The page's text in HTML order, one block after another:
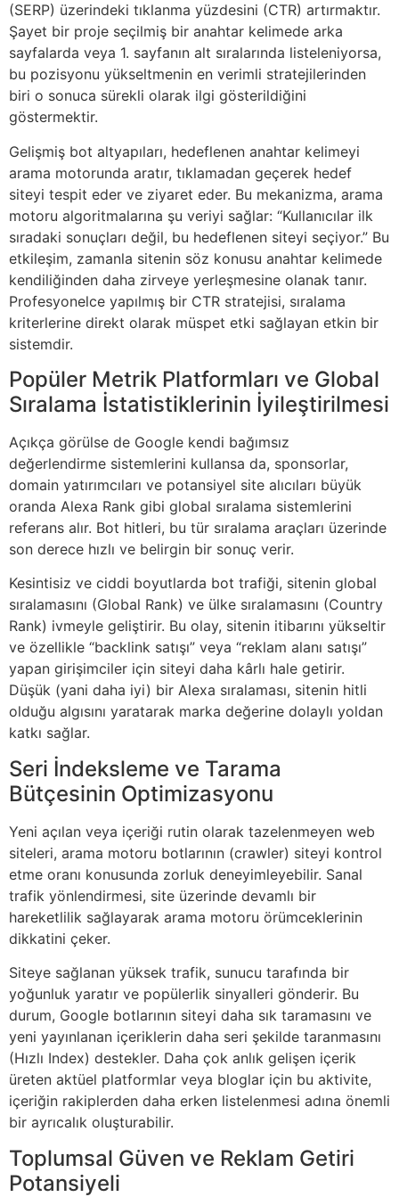
(SERP) üzerindeki tıklanma yüzdesini (CTR) artırmaktır.
Şayet bir proje seçilmiş bir anahtar kelimede arka
sayfalarda veya 1. sayfanın alt sıralarında listeleniyorsa,
bu pozisyonu yükseltmenin en verimli stratejilerinden
biri o sonuca sürekli olarak ilgi gösterildiğini
göstermektir.
Gelişmiş bot altyapıları, hedeflenen anahtar kelimeyi
arama motorunda aratır, tıklamadan geçerek hedef
siteyi tespit eder ve ziyaret eder. Bu mekanizma, arama
motoru algoritmalarına şu veriyi sağlar: “Kullanıcılar ilk
sıradaki sonuçları değil, bu hedeflenen siteyi seçiyor.” Bu
etkileşim, zamanla sitenin söz konusu anahtar kelimede
kendiliğinden daha zirveye yerleşmesine olanak tanır.
Profesyonelce yapılmış bir CTR stratejisi, sıralama
kriterlerine direkt olarak müspet etki sağlayan etkin bir
sistemdir.
Popüler Metrik Platformları ve Global
Sıralama İstatistiklerinin İyileştirilmesi
Açıkça görülse de Google kendi bağımsız
değerlendirme sistemlerini kullansa da, sponsorlar,
domain yatırımcıları ve potansiyel site alıcıları büyük
oranda Alexa Rank gibi global sıralama sistemlerini
referans alır. Bot hitleri, bu tür sıralama araçları üzerinde
son derece hızlı ve belirgin bir sonuç verir.
Kesintisiz ve ciddi boyutlarda bot trafiği, sitenin global
sıralamasını (Global Rank) ve ülke sıralamasını (Country
Rank) ivmeyle geliştirir. Bu olay, sitenin itibarını yükseltir
ve özellikle “backlink satışı” veya “reklam alanı satışı”
yapan girişimciler için siteyi daha kârlı hale getirir.
Düşük (yani daha iyi) bir Alexa sıralaması, sitenin hitli
olduğu algısını yaratarak marka değerine dolaylı yoldan
katkı sağlar.
Seri İndeksleme ve Tarama
Bütçesinin Optimizasyonu
Yeni açılan veya içeriği rutin olarak tazelenmeyen web
siteleri, arama motoru botlarının (crawler) siteyi kontrol
etme oranı konusunda zorluk deneyimleyebilir. Sanal
trafik yönlendirmesi, site üzerinde devamlı bir
hareketlilik sağlayarak arama motoru örümceklerinin
dikkatini çeker.
Siteye sağlanan yüksek trafik, sunucu tarafında bir
yoğunluk yaratır ve popülerlik sinyalleri gönderir. Bu
durum, Google botlarının siteyi daha sık taramasını ve
yeni yayınlanan içeriklerin daha seri şekilde taranmasını
(Hızlı Index) destekler. Daha çok anlık gelişen içerik
üreten aktüel platformlar veya bloglar için bu aktivite,
içeriğin rakiplerden daha erken listelenmesi adına önemli
bir ayrıcalık oluşturabilir.
Toplumsal Güven ve Reklam Getiri
Potansiyeli